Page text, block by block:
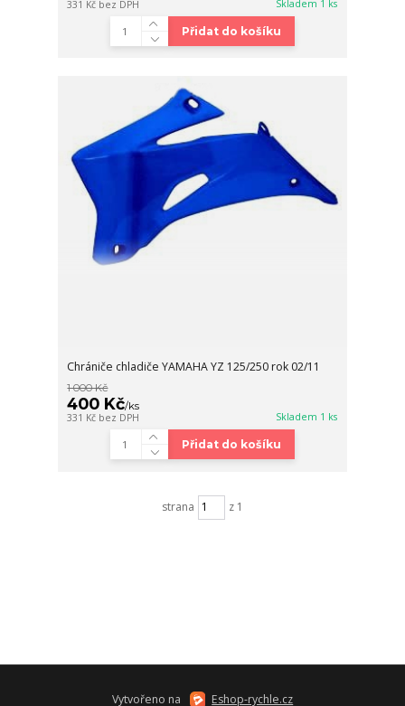
331 Kč bez DPH Skladem 1 ks
Přidat do košíku
Chrániče chladiče YAMAHA YZ 125/250 rok 02/11
1 000 Kč
400 Kč/ks
331 Kč bez DPH Skladem 1 ks
Přidat do košíku
strana z 1
Vytvořeno na Eshop-rychle.cz